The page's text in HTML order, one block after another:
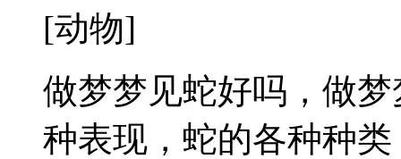
[动物]
做梦梦见蛇好吗，做
种表现，蛇的各种种